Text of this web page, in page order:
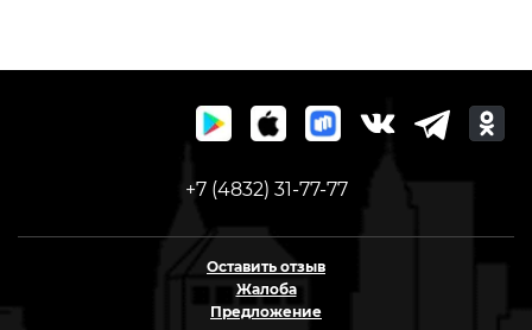
+7 (4832) 31-77-77
Оставить отзыв
Жалоба
Предложение